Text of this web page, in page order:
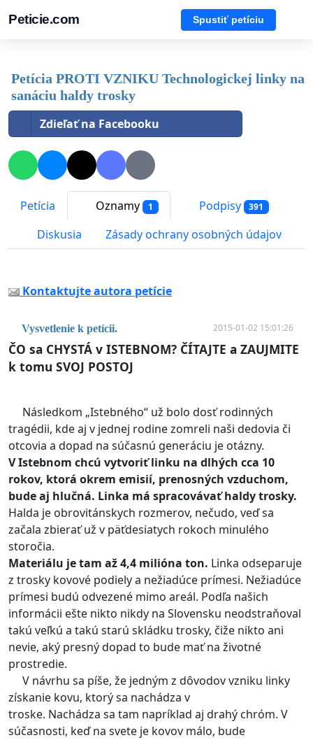
Peticie.com Spustiť petíciu
Petícia PROTI VZNIKU Technologickej linky na
sanáciu haldy trosky
Zdieľať na Facebooku
Petícia Oznamy 1 Podpisy 391
Diskusia Zásady ochrany osobných údajov
Kontaktujte autora petície
Vysvetlenie k petícii. 2015-01-02 15:01:26
ČO sa CHYSTÁ v ISTEBNOM? ČÍTAJTE a ZAUJMITE
k tomu SVOJ POSTOJ
Následkom „Istebného“ už bolo dosť rodinných
tragédii, kde aj v jednej rodine zomreli naši dedovia či
otcovia a dopad na súčasnú generáciu je otázny.
V Istebnom chcú vytvoriť linku na dlhých cca 10
rokov, ktorá okrem emisií, prenosných vzduchom,
bude aj hlučná. Linka má spracovávať haldy trosky.
Halda je obrovitánskych rozmerov, nečudo, veď sa
začala zbierať už v päťdesiatych rokoch minulého
storočia.
Materiálu je tam až 4,4 milióna ton. Linka odseparuje
z trosky kovové podiely a nežiadúce prímesi. Nežiadúce
prímesi budú odvezené mimo areál. Podľa našich
informácii ešte nikto nikdy na Slovensku neodstraňoval
takú veľkú a takú starú skládku trosky, čiže nikto ani
nevie, aký presný dopad to bude mať na životné
prostredie.
V návrhu sa píše, že jedným z dôvodov vzniku linky
získanie kovu, ktorý sa nachádza v
troske. Nachádza sa tam napríklad aj drahý chróm. V
súčasnosti, keď na svete je kovov málo, bude